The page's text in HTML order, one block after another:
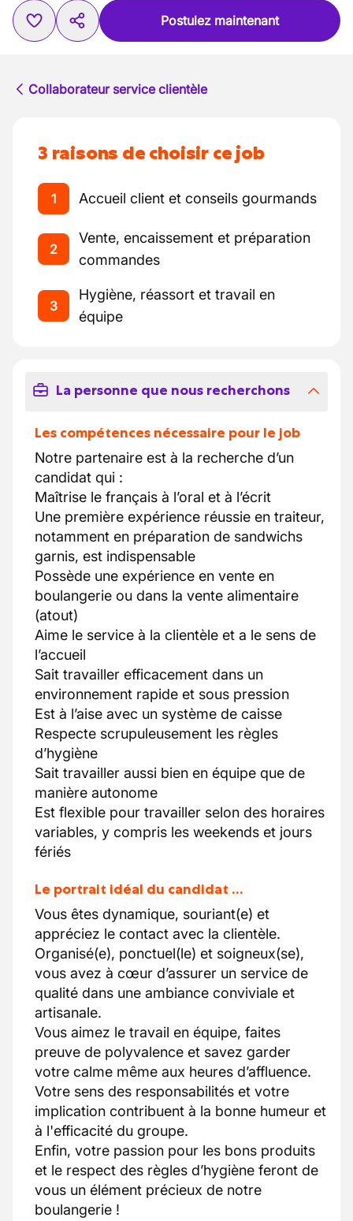
Postulez maintenant
Collaborateur service clientèle
3 raisons de choisir ce job
1 Accueil client et conseils gourmands
2
Vente, encaissement et préparation
commandes
3
Hygiène, réassort et travail en
équipe
La personne que nous recherchons
Les compétences nécessaire pour le job
Notre partenaire est à la recherche d’un
candidat qui :
Maîtrise le français à l’oral et à l’écrit
Une première expérience réussie en traiteur,
notamment en préparation de sandwichs
garnis, est indispensable
Possède une expérience en vente en
boulangerie ou dans la vente alimentaire
(atout)
Aime le service à la clientèle et a le sens de
l’accueil
Sait travailler efficacement dans un
environnement rapide et sous pression
Est à l’aise avec un système de caisse
Respecte scrupuleusement les règles
d’hygiène
Sait travailler aussi bien en équipe que de
manière autonome
Est flexible pour travailler selon des horaires
variables, y compris les weekends et jours
fériés
Le portrait idéal du candidat …
Vous êtes dynamique, souriant(e) et
appréciez le contact avec la clientèle.
Organisé(e), ponctuel(le) et soigneux(se),
vous avez à cœur d’assurer un service de
qualité dans une ambiance conviviale et
artisanale.
Vous aimez le travail en équipe, faites
preuve de polyvalence et savez garder
votre calme même aux heures d’affluence.
Votre sens des responsabilités et votre
implication contribuent à la bonne humeur et
à l'efficacité du groupe.
Enfin, votre passion pour les bons produits
et le respect des règles d’hygiène feront de
vous un élément précieux de notre
boulangerie !